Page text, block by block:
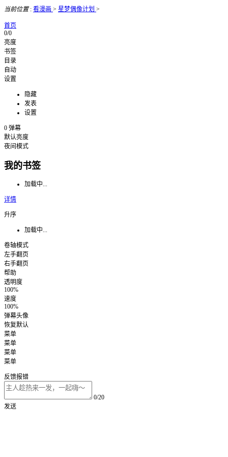
当前位置: 看漫画 > 星梦偶像计划 >
首页
0/0
亮度
书签
目录
自动
设置
隐藏
发表
设置
0 弹幕
默认亮度
夜间模式
我的书签
加载中...
详情
升序
加载中...
卷轴模式
左手翻页
右手翻页
帮助
透明度
100%
速度
100%
弹幕头像
恢复默认
菜单
菜单
菜单
菜单
反馈报错
0/20
发送